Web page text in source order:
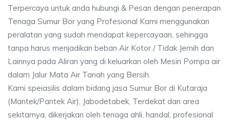
Terpercaya untuk anda hubungi & Pesan dengan penerapan
Tenaga Sumur Bor yang Profesional Kami menggunakan
peralatan yang sudah mendapat kepercayaan, sehingga
tanpa harus menjadikan beban Air Kotor / Tidak Jernih dan
Lainnya pada Aliran yang di keluarkan oleh Mesin Pompa air
dalam Jalur Mata Air Tanah yang Bersih.
Kami speiasilis dalam bidang jasa Sumur Bor di Kutaraja
(Mantek/Pantek Air), Jabodetabek, Terdekat dan area
sekitarnya, dikerjakan oleh tenaga ahli, handal, profesional